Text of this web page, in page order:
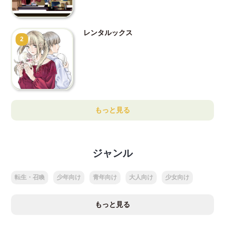
2
レンタルックス
もっと見る
ジャンル
転生・召喚 少年向け 青年向け 大人向け 少女向け
もっと見る